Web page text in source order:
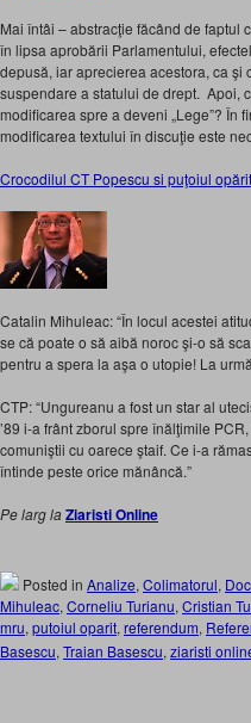
Mai întâi – abstracţie făcând de faptul
în lipsa aprobării Parlamentului,
depusă, iar aprecierea acestora, ca
suspendare a statului de drept. Apoi,
modificarea spre a deveni „Lege”? În
modificarea textului în discuţie este
Crocodilul CT Popescu si puţoiul
Catalin Mihuleac: “În locul acestei
se că poate o să aibă noroc şi-o să
pentru a spera la aşa o utopie! La
CTP: “Ungureanu a fost un star al
’89 i-a frânt zborul spre înălţimile
comuniştii cu oarece ştaif. Ce i-a
întinde peste orice mănâncă.”
Pe larg laZiaristi Online
Posted in Analize, Colimatorul,
Mihuleac, Corneliu Turianu, Cristian
mru, putoiul oparit, referendum,
Basescu, Traian Basescu, ziaristi